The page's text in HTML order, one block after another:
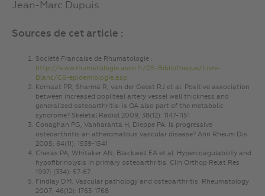
Jean-Marc Dupuis
Sources de cet article :
Société Française de Rhumatologie :
http://www.rhumatologie.asso.fr/05-Bibliotheque/Livre-
Blanc/C6-epidemiologie.asp
Kornaat PR, Sharma R, van der Geest RJ et al. Positive association
between increased popliteal artery vessel wall thickness and
generalized osteoarthritis: is OA also part of the metabolic
syndrome? Skeletal Radiol 2009; 38(12): 1147-1151
Conaghan PG, Vanharanta H, Dieppe PA. Is progressive
osteoarthritis an atheromatous vascular disease? Ann Rheum Dis
2005; 64(11): 1539-1541
Cheras PA, Whitaker AN, Blackwell EA et al. Hypercoagulability and
hypofibrinolysis in primary osteoarthritis. Clin Orthop Relat Res
1997; (334): 57-67
Findlay DM. Vascular pathology and osteoarthritis. Rheumatology
2007; 46(12): 1763-1768